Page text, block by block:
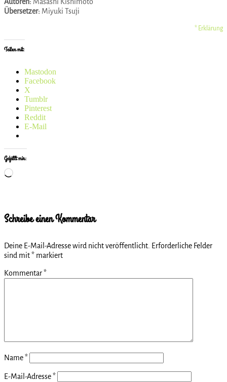
Übersetzer: Miyuki Tsuji
* Erklärung
Teilen mit:
Mastodon
Facebook
X
Tumblr
Pinterest
Reddit
E-Mail
Gefällt mir:
Wird
Schreibe einen Kommentar
Deine E-Mail-Adresse wird nicht veröffentlicht. Erforderliche Felder
sind mit* markiert
Kommentar*
Name*
E-Mail-Adresse*